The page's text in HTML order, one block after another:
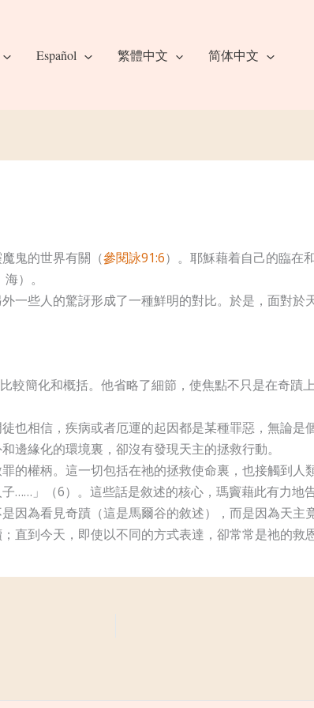
Español 繁體中文 简体中文
鬼的世界有關（參閱詠91:6）。耶穌藉着自己的臨在
）。
一些人的驚訝形成了一種鮮明的對比。於是，面對於
較簡化和概括。他省略了細節，使焦點不只是在奇蹟
也相信，疾病或者厄運的起因都是某種罪惡，無論是
邊緣化的環境裏，卻沒有發現天主的拯救行動。
的權柄。這一切包括在祂的拯救使命裏，也接觸到
……」（6）。這些話是敘述的核心，瑪竇藉此有力地
因為看見奇蹟（這是馬爾谷的敘述），而是因為天主
到今天，即使以不同的方式表達，卻常常是祂的救